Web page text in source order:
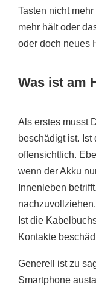
Tasten nicht
mehr hält oder
oder doch neues
Was ist am
Als erstes musst
beschädigt ist.
offensichtlich.
wenn der Akku
Innenleben
Ist die
Kontakte
Generell ist zu
Smartphone